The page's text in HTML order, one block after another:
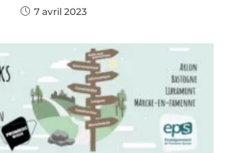
7 avril 2023